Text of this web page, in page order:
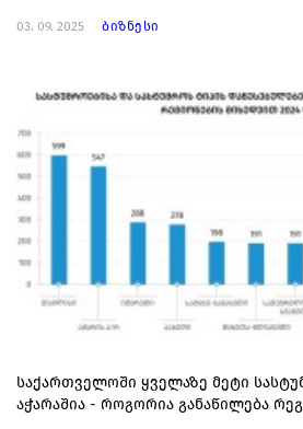
03. 09. 2025 ბიზნესი
საქართველოში ყველაზე მეტი
აჭარაშია - როგორია განაწილება